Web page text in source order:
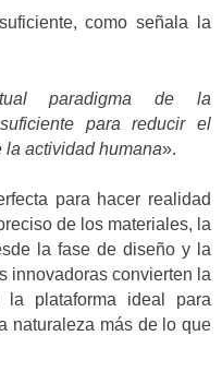
como señala la
paradigma de la
para reducir el
actividad humana».
para hacer realidad
de los materiales, la
la fase de diseño y la
innovadoras convierten la
la plataforma ideal para
naturaleza más de lo que